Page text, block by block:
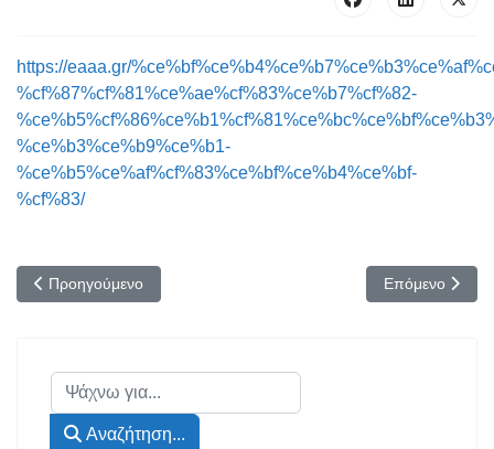
https://eaaa.gr/
%cf%87%cf%81%ce%ae%cf%83%ce%b7%cf%82-
%ce%b3%ce%b9%ce%b1-
%ce%b5%ce%af%cf%83%ce%bf%ce%b4%ce%bf-
%cf%83/
Προηγούμενο άρθρο: Τίμησαν στην Αμμουδάρα Ηρακλείου τη
Προηγούμενο Επόμενο
Επόμενο
Αναζήτηση...
Αναζήτηση...